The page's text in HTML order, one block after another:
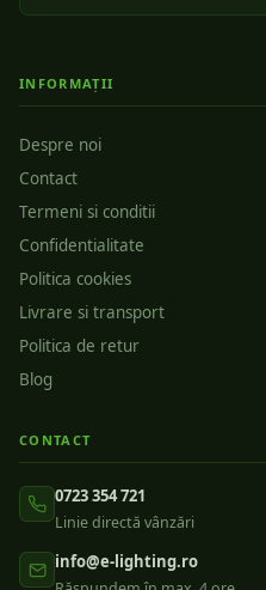
INFORMAȚII
Despre noi
Contact
Termeni si conditii
Confidentialitate
Politica cookies
Livrare si transport
Politica de retur
Blog
CONTACT
0723 354 721
Linie directă vânzări
info@e-lighting.ro